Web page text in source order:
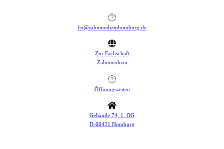
fsr@zahnmedizinhomburg.de
Zur Fachschaft
Zahnmedizin
Öffnungszeiten
Gebäude 74, 1. OG
D-66421 Homburg